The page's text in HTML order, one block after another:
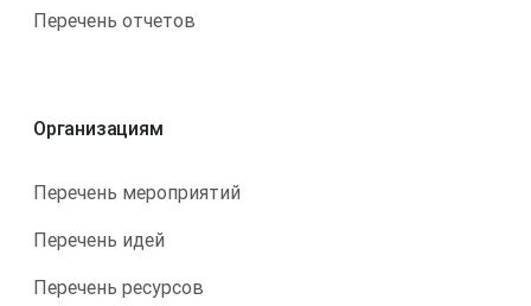
Перечень отчетов
Организациям
Перечень мероприятий
Перечень идей
Перечень ресурсов